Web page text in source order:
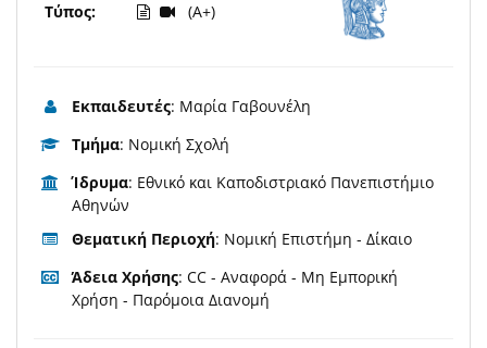
Τύπος:
(A+)
Εκπαιδευτές: Μαρία Γαβουνέλη
Τμήμα: Νομική Σχολή
Ίδρυμα: Εθνικό και Καποδιστριακό Πανεπιστήμιο
Αθηνών
Θεματική Περιοχή: Νομική Επιστήμη - Δίκαιο
Άδεια Χρήσης: CC - Αναφορά - Μη Εμπορική
Χρήση - Παρόμοια Διανομή